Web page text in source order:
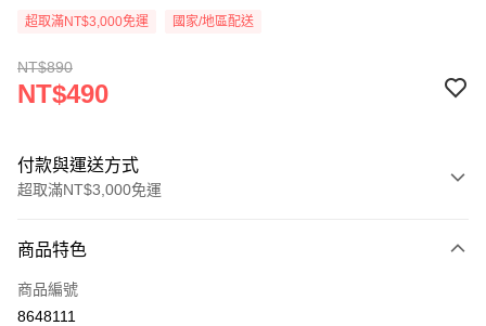
超取滿NT$3,000免運 國家/地區配送
NT$890
NT$490
付款與運送方式
超取滿NT$3,000免運
信用卡一次付款
信用卡分期付款
商品特色
商品編號
8648111